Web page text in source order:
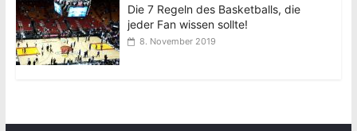
Die 7 Regeln des Basketballs, die
jeder Fan wissen sollte!
8. November 2019